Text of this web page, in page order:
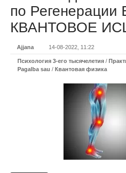
по Регенерации
КВАНТОВОЕ
Ajjana 14-08-2022, 11:22
Психология 3-его тысячелетия /
Pagalba sau / Квантовая физика